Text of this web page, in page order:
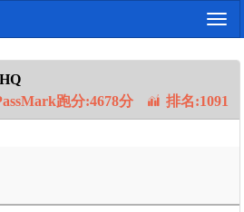
跑分:4678分
排名:1091